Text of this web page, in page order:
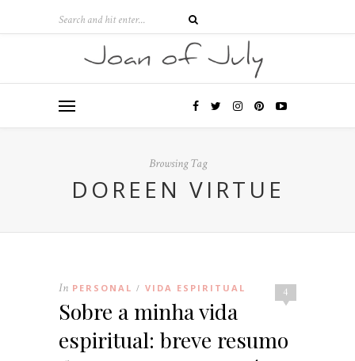
Browsing Tag
DOREEN VIRTUE
4
In PERSONAL / VIDA ESPIRITUAL
Sobre a minha vida
espiritual: breve resumo